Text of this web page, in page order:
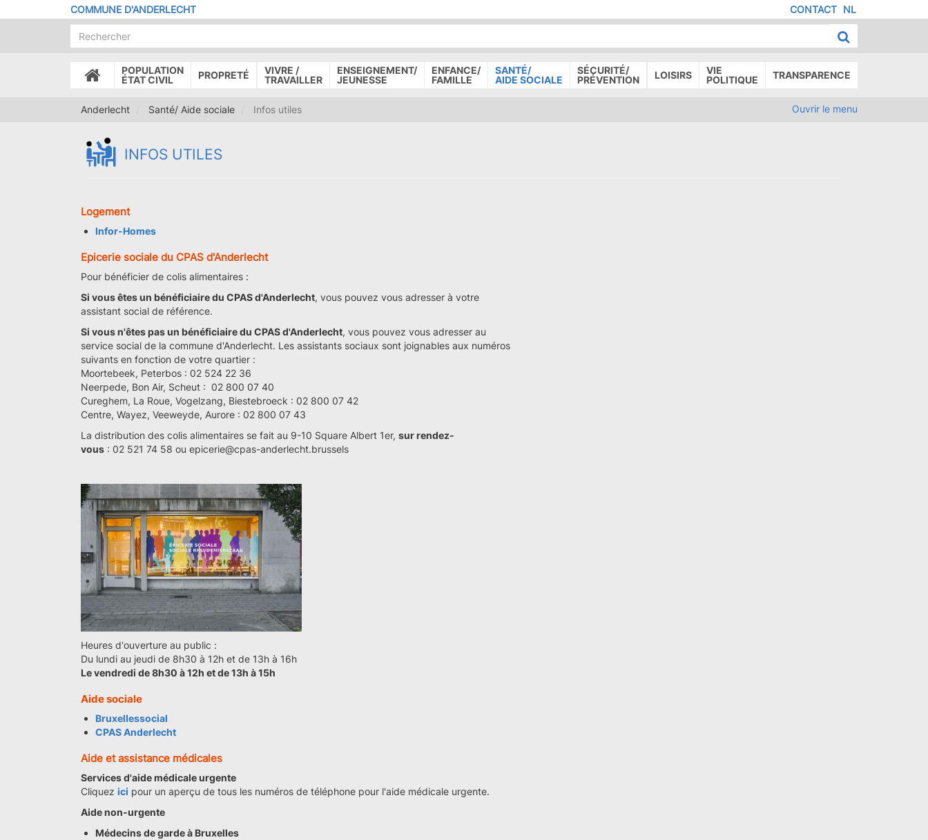
au
COMMUNE D'ANDERLECHT NL
MENU
DE
PAGE
CONTACT
ACCUEIL
POPULATION
ÉTAT CIVIL
PROPRETÉ
VIVRE /
TRAVAILLER
ENSEIGNEMENT/
JEUNESSE
ENFANCE/
FAMILLE
SANTÉ/
AIDE SOCIALE
SÉCURITÉ/
PRÉVENTION
LOISIRS
VIE
POLITIQUE
TRANSPARENCE
Anderlecht Santé/ Aide sociale Infos utiles Ouvrir le menu
INFOS UTILES
Logement
Infor-Homes
Epicerie sociale du CPAS d'Anderlecht
Pour bénéficier de colis alimentaires :
Si vous êtes un bénéficiaire du CPAS d'Anderlecht, vous pouvez vous adresser à votre
assistant social de référence.
Si vous n'êtes pas un bénéficiaire du CPAS d'Anderlecht, vous pouvez vous adresser au
service social de la commune d'Anderlecht. Les assistants sociaux sont joignables aux numéros
suivants en fonction de votre quartier :
Moortebeek, Peterbos : 02 524 22 36
Neerpede, Bon Air, Scheut : 02 800 07 40
Cureghem, La Roue, Vogelzang, Biestebroeck : 02 800 07 42
Centre, Wayez, Veeweyde, Aurore : 02 800 07 43
La distribution des colis alimentaires se fait au 9-10 Square Albert 1er, sur rendez-
vous : 02 521 74 58 ou epicerie@cpas-anderlecht.brussels
Heures d'ouverture au public :
Du lundi au jeudi de 8h30 à 12h et de 13h à 16h
Le vendredi de 8h30 à 12h et de 13h à 15h
Aide sociale
Bruxellessocial
CPAS Anderlecht
Aide et assistance médicales
Services d'aide médicale urgente
Cliquez ici pour un aperçu de tous les numéros de téléphone pour l'aide médicale urgente.
Aide non-urgente
Médecins de garde à Bruxelles